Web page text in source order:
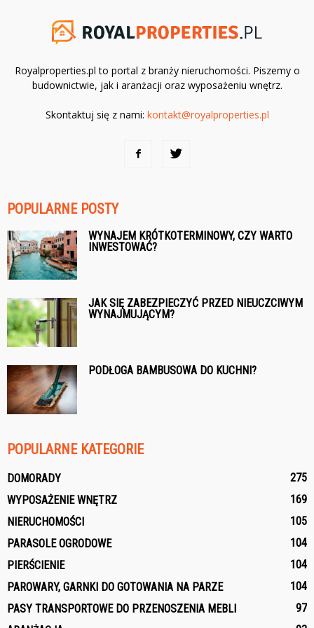
Royalproperties.pl to portal z branży nieruchomości. Piszemy o
budownictwie, jak i aranżacji oraz wyposażeniu wnętrz.
Skontaktuj się z nami: kontakt@royalproperties.pl
POPULARNE POSTY
WYNAJEM KRÓTKOTERMINOWY, CZY WARTO
INWESTOWAĆ?
JAK SIĘ ZABEZPIECZYĆ PRZED NIEUCZCIWYM
WYNAJMUJĄCYM?
PODŁOGA BAMBUSOWA DO KUCHNI?
POPULARNE KATEGORIE
DOMORADY
275
WYPOSAŻENIE WNĘTRZ
169
NIERUCHOMOŚCI
105
PARASOLE OGRODOWE
104
PIERŚCIENIE
104
PAROWARY, GARNKI DO GOTOWANIA NA PARZE
104
PASY TRANSPORTOWE DO PRZENOSZENIA MEBLI
97